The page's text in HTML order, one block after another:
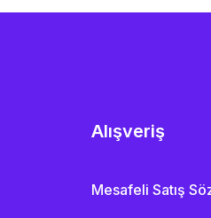
Alışveriş
Mesafeli Satış